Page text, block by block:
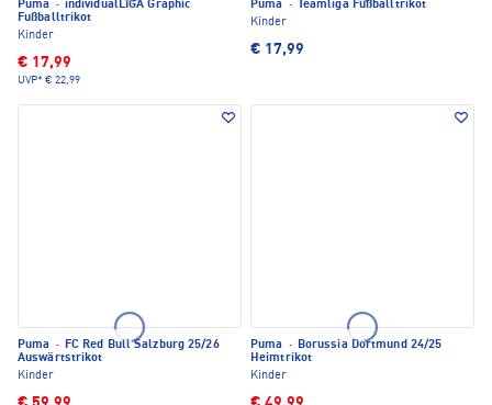
Puma · individualLIGA Graphic
Fußballtrikot
Kinder
€ 17,99
UVP* € 22,99
Puma ·
Teamliga Fußballtrikot
Kinder
€ 17,99
Puma · FC Red Bull Salzburg 25/26
Auswärtstrikot
Kinder
Puma · Borussia Dortmund 24/25
Heimtrikot
Kinder